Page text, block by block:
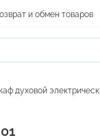
и обмен товаров
духовой